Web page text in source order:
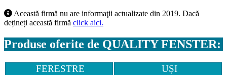
Această firmă nu are informaţii actualizate din 2019. Dacă
dețineți această firmă click aici.
Produse oferite de QUALITY FENSTER:
FERESTRE UȘI